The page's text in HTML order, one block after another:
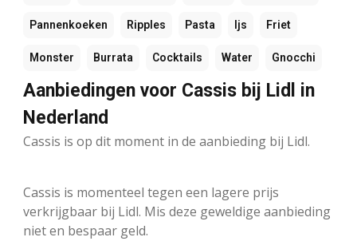
Pannenkoeken Ripples Pasta Ijs Friet
Monster Burrata Cocktails Water Gnocchi
Aanbiedingen voor Cassis bij Lidl in
Nederland
Cassis is op dit moment in de aanbieding bij Lidl.
Cassis is momenteel tegen een lagere prijs
verkrijgbaar bij Lidl. Mis deze geweldige aanbieding
niet en bespaar geld.